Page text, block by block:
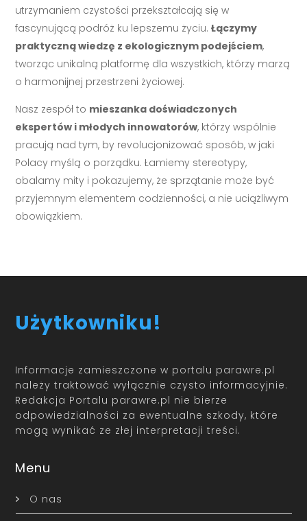
utrzymaniem czystości przekształcają się w
fascynującą podróż ku lepszemu życiu.Łączymy
praktyczną wiedzę z ekologicznym podejściem,
tworząc unikalną platformę dla wszystkich, którzy marzą
o harmonijnej przestrzeni życiowej.
Nasz zespół to mieszanka doświadczonych
ekspertów i młodych innowatorów, którzy wspólnie
pracują nad tym, by revolucjonizować sposób, w jaki
Polacy myślą o porządku. Łamiemy stereotypy,
obalamy mity i pokazujemy, że sprzątanie może być
przyjemnym elementem codzienności, a nie uciążliwym
obowiązkiem.
Użytkowniku!
Informacje zamieszczone w portalu parawre.pl
należy traktować wyłącznie czysto informacyjnie.
Redakcja Portalu parawre.pl nie bierze
odpowiedzialności za ewentualne szkody, które
mogą wynikać ze złej interpretacji treści.
Menu
O nas